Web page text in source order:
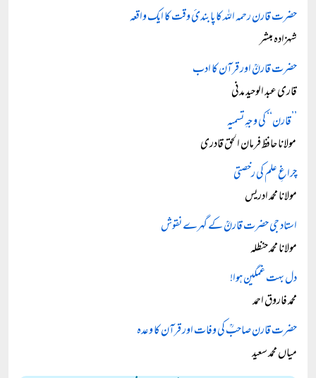
حضرت قارن رحمہ اللہ کا پابندئ وقت کا ایک واقعہ
شہزادہ مبشر
حضرت قارنؒ اور قرآن کا ادب
قاری عبد الوحید مدنی
’’قارن‘‘ کی وجہِ تسمیہ
مولانا حافظ فرمان الحق قادری
چراغِ علم کی رخصتی
مولانا محمد ادریس
استاد جی حضرت قارنؒ کے گہرے نقوش
مولانا محمد حنظلہ
دل بہت غمگین ہوا!
محمد فاروق احمد
حضرت قارن صاحبؒ کی وفات اور قرآن کا وعدہ
میاں محمد سعید